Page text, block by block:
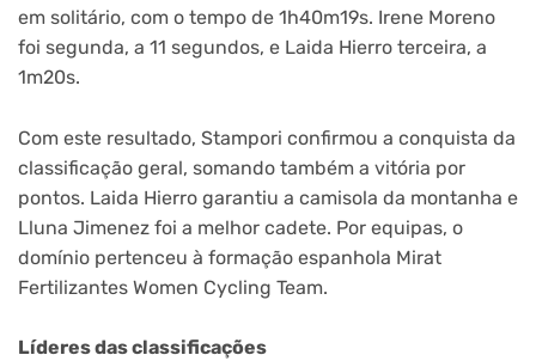
em solitário, com o tempo de 1h40m19s. Irene Moreno
foi segunda, a 11 segundos, e Laida Hierro terceira, a
1m20s.
Com este resultado, Stampori confirmou a conquista da
classificação geral, somando também a vitória por
pontos. Laida Hierro garantiu a camisola da montanha e
Lluna Jimenez foi a melhor cadete. Por equipas, o
domínio pertenceu à formação espanhola Mirat
Fertilizantes Women Cycling Team.
Líderes das classificações